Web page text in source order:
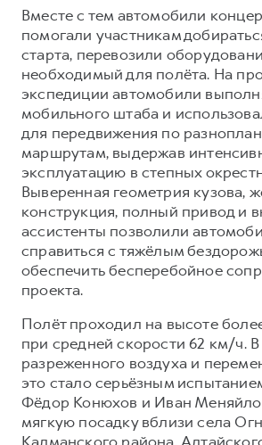
Вместе с тем автомобили
помогали участникам
старта, перевозили
необходимый для полёта. На
экспедиции автомобили
мобильного штаба и
для передвижения по
маршрутам, выдержав
эксплуатацию в степных
Выверенная геометрия кузова,
конструкция, полный привод и
ассистенты позволили
справиться с тяжёлым
обеспечить бесперебойное
проекта.
Полёт проходил на высоте
при средней скорости 62 км/ч.
разреженного воздуха и
это стало серьёзным
Фёдор Конюхов и Иван
мягкую посадку вблизи села